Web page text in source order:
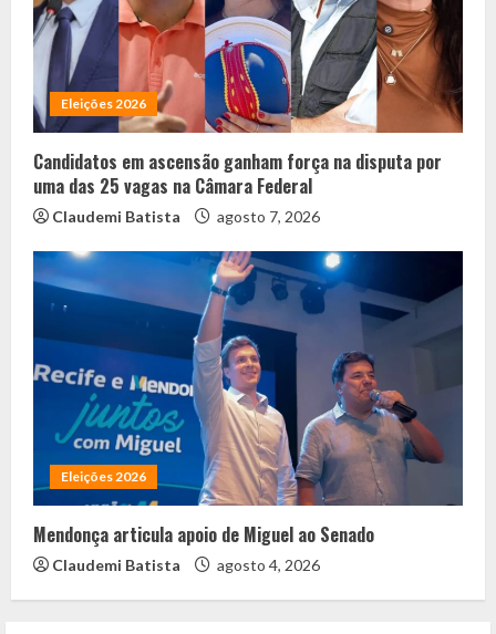
Eleições 2026
Candidatos em ascensão ganham força na disputa por
uma das 25 vagas na Câmara Federal
Claudemi Batista agosto 7, 2026
Eleições 2026
Mendonça articula apoio de Miguel ao Senado
Claudemi Batista agosto 4, 2026